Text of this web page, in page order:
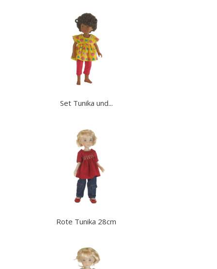
Set Tunika und...
Rote Tunika 28cm